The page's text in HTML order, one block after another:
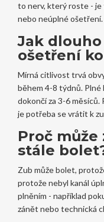
to nerv, který roste -
nebo neúplné ošetření.
Jak
ošetření
Mírná citlivost trvá
během 4-8 týdnů.
dokončí za 3-6
je potřeba se vrátit k
Proč
stále
Zub může bolet,
protože nebyl kanál
plněním - například
zánět nebo technická